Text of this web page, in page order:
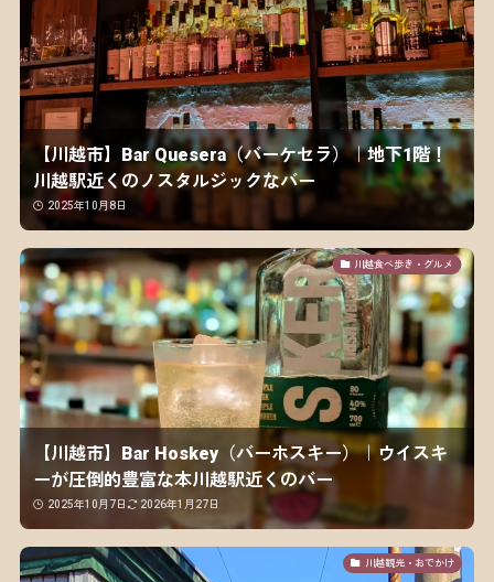
【川越市】Bar Quesera（バーケセラ）｜地下1階！
川越駅近くのノスタルジックなバー
2025年10月8日
川越食べ歩き・グルメ
【川越市】Bar Hoskey（バーホスキー）｜ウイスキ
ーが圧倒的豊富な本川越駅近くのバー
2025年10月7日 2026年1月27日
川越観光・おでかけ